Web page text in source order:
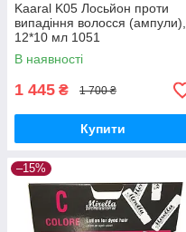
Kaaral K05 Лосьйон проти
випадіння волосся (ампули),
12*10 мл 1051
В наявності
1 445 ₴ 1 700 ₴
Купити
–15%